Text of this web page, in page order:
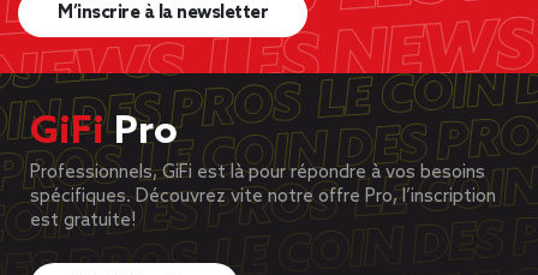
M’inscrire à la newsletter
GiFiPro
Professionnels, GiFi est là pour répondre à vos besoins
spécifiques. Découvrez vite notre offre Pro, l’inscription
est gratuite!